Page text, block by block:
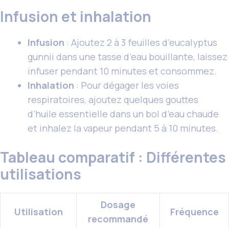
Infusion et inhalation
Infusion : Ajoutez 2 à 3 feuilles d’eucalyptus
gunnii dans une tasse d’eau bouillante, laissez
infuser pendant 10 minutes et consommez.
Inhalation : Pour dégager les voies
respiratoires, ajoutez quelques gouttes
d’huile essentielle dans un bol d’eau chaude
et inhalez la vapeur pendant 5 à 10 minutes.
Tableau comparatif : Différentes
utilisations
Utilisation
Dosage
recommandé
Fréquence